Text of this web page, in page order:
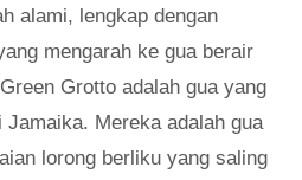
alami, lengkap dengan
mengarah ke gua berair
Grotto adalah gua yang
Mereka adalah gua
lorong berliku yang saling